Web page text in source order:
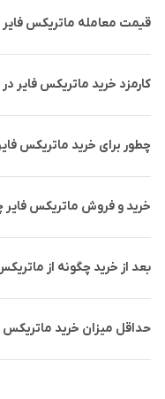
قیمت معامله ماتریکس
کارمزد خرید ماتریکس فایر
چطور برای خرید ماتریکس
خرید و فروش ماتریکس
بعد از خرید چگونه از
حداقل میزان خرید